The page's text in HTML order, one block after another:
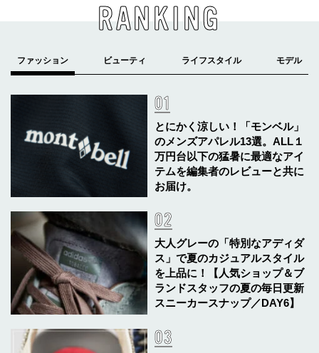
RANKING
とにかく涼しい！「モンベル」
のメンズアパレル13選。ALL１
万円台以下の猛暑に最適なアイ
テムを編集者のレビューと共に
お届け。
大人グレーの「特別なアディダ
ス」で夏のカジュアルスタイル
を上品に！【人気ショップ＆ブ
ランドスタッフの夏の毎日更新
スニーカースナップ／DAY6】